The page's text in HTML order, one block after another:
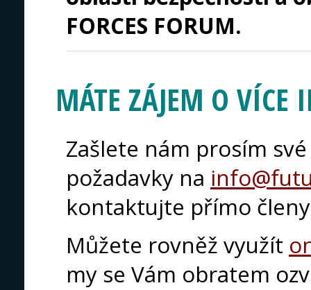
FORCES FORUM.
MÁTE ZÁJEM O VÍCE
Zašlete nám prosím
požadavky na
kontaktujte přímo
Můžete rovněž využít
my se Vám obratem